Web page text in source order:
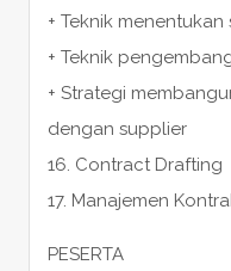
+ Teknik
+ Teknik
+ Strategi
dengan supplier
16. Contract Drafting
17. Manajemen
PESERTA